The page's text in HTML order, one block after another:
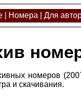
| Номера Для
номеров
и скачивания.